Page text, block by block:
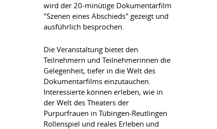
wird der 20-minütige Dokumentarfilm
"Szenen eines Abschieds" gezeigt und
ausführlich besprochen.
Die Veranstaltung bietet den
Teilnehmern und Teilnehmerinnen die
Gelegenheit, tiefer in die Welt des
Dokumentarfilms einzutauchen.
Interessierte können erleben, wie in
der Welt des Theaters der
Purpurfrauen in Tübingen-Reutlingen
Rollenspiel und reales Erleben und